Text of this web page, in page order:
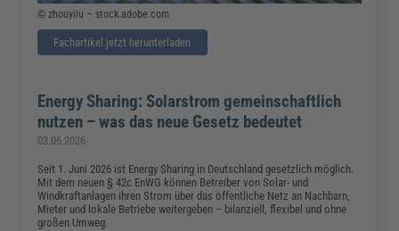
© zhouyilu – stock.adobe.com
Fachartikel jetzt herunterladen
Energy Sharing: Solarstrom gemeinschaftlich
nutzen – was das neue Gesetz bedeutet
03.06.2026
Seit 1. Juni 2026 ist Energy Sharing in Deutschland gesetzlich möglich.
Mit dem neuen § 42c EnWG können Betreiber von Solar- und
Windkraftanlagen ihren Strom über das öffentliche Netz an Nachbarn,
Mieter und lokale Betriebe weitergeben – bilanziell, flexibel und ohne
großen Umweg.